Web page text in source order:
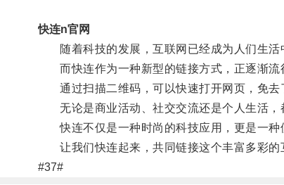
快连n官网
随着科技的发展，互联网已经成为人们生活
而快连作为一种新型的链接方式，正逐渐流
通过扫描二维码，可以快速打开网页，免去
无论是商业活动、社交交流还是个人生活，
快连不仅是一种时尚的科技应用，更是一种
让我们快连起来，共同链接这个丰富多彩的
#37#